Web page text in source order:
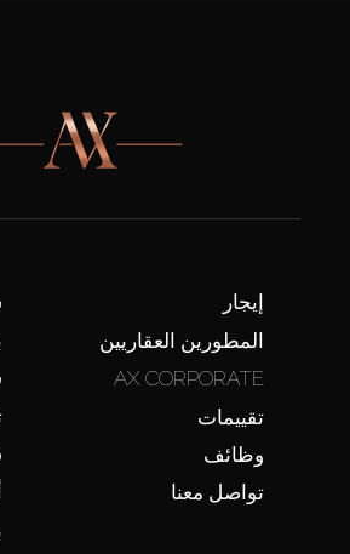
إيجار
المطورين العقاريين
AX CORPORATE
تقييمات
وظائف
تواصل معنا